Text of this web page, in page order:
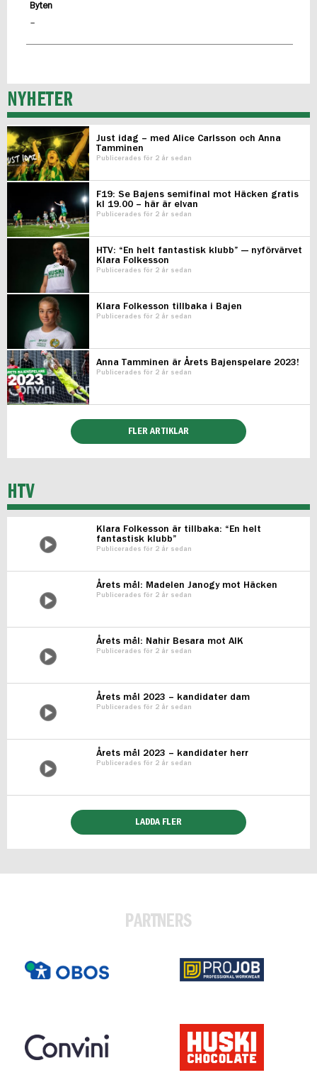
Byten
–
NYHETER
Just idag – med Alice Carlsson och Anna
Tamminen
Publicerades för 2 år sedan
F19: Se Bajens semifinal mot Häcken gratis
kl 19.00 – här är elvan
Publicerades för 2 år sedan
HTV: “En helt fantastisk klubb” — nyförvärvet
Klara Folkesson
Publicerades för 2 år sedan
Klara Folkesson tillbaka i Bajen
Publicerades för 2 år sedan
Anna Tamminen är Årets Bajenspelare 2023!
Publicerades för 2 år sedan
FLER ARTIKLAR
HTV
Klara Folkesson är tillbaka: “En helt
fantastisk klubb”
Publicerades för 2 år sedan
Årets mål: Madelen Janogy mot Häcken
Publicerades för 2 år sedan
Årets mål: Nahir Besara mot AIK
Publicerades för 2 år sedan
Årets mål 2023 – kandidater dam
Publicerades för 2 år sedan
Årets mål 2023 – kandidater herr
Publicerades för 2 år sedan
LADDA FLER
PARTNERS